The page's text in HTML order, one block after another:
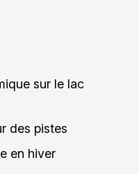
sur le lac
des pistes
en hiver